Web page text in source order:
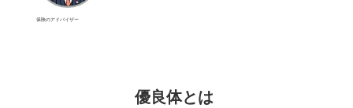
保険のアドバイザー
優良体とは